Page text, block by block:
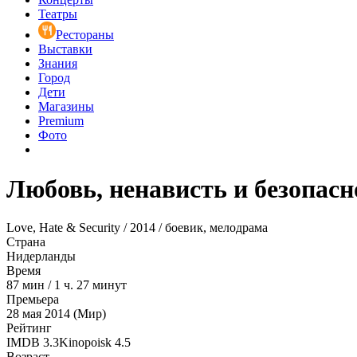
Театры
Рестораны
Выставки
Знания
Город
Дети
Магазины
Premium
Фото
Любовь, ненависть и
Love, Hate & Security / 2014 / боевик, мелодрама
Страна
Нидерланды
Время
87 мин / 1 ч. 27 минут
Премьера
28 мая 2014 (Мир)
Рейтинг
IMDB 3.3Kinopoisk 4.5